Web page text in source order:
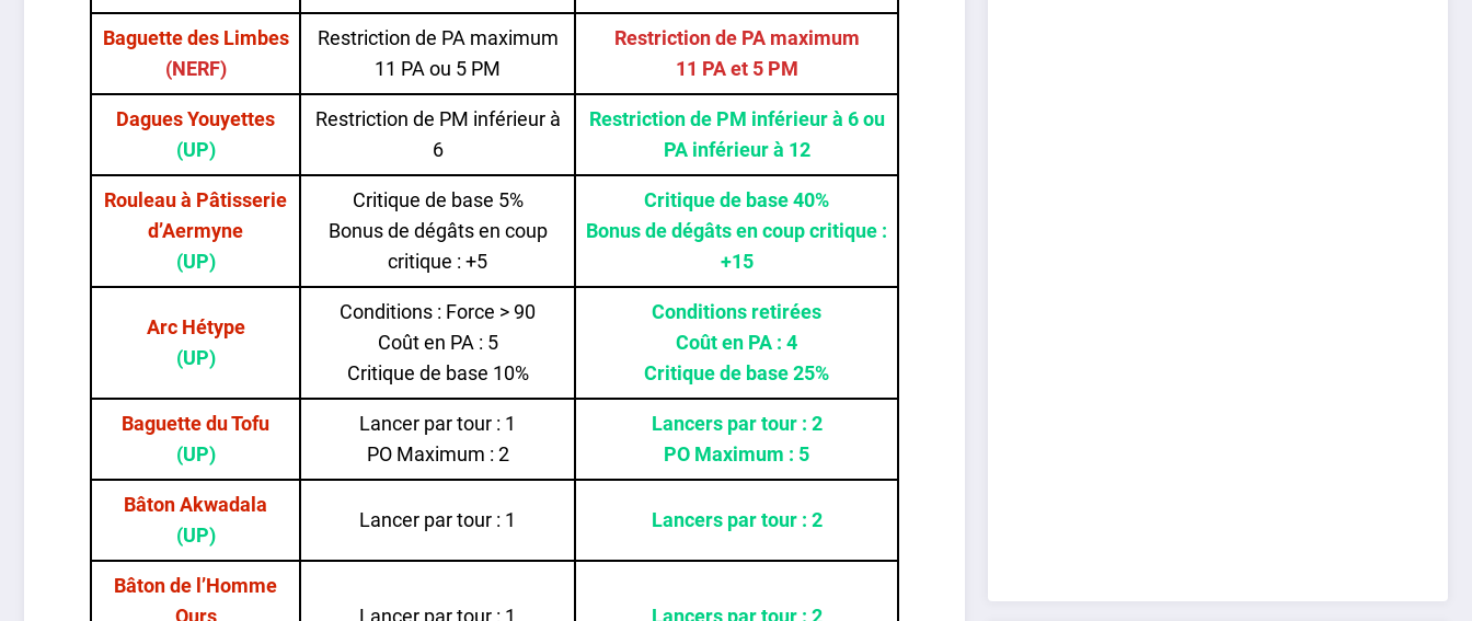
Baguette des Limbes
(NERF)
Restriction de PA maximum
11 PA ou 5 PM
Restriction de PA maximum
11 PA et 5 PM
Dagues Youyettes
(UP)
Restriction de PM inférieur à
6
Restriction de PM inférieur à 6 ou
PA inférieur à 12
Rouleau à Pâtisserie
d’Aermyne
(UP)
Critique de base 5%
Bonus de dégâts en coup
critique : +5
Critique de base 40%
Bonus de dégâts en coup critique :
+15
Arc Hétype
(UP)
Conditions : Force > 90
Coût en PA : 5
Critique de base 10%
Conditions retirées
Coût en PA : 4
Critique de base 25%
Baguette du Tofu
(UP)
Lancer par tour : 1
PO Maximum : 2
Lancers par tour : 2
PO Maximum : 5
Bâton Akwadala
(UP)
Lancer par tour : 1 Lancers par tour : 2
Bâton de l’Homme
Ours
Lancer par tour : 1 Lancers par tour : 2